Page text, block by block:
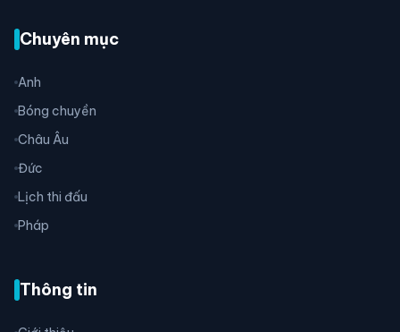
Chuyên mục
Anh
Bóng chuyền
Châu Âu
Đức
Lịch thi đấu
Pháp
Thông tin